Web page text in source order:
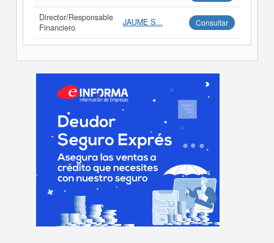
Director/Responsable
Financiero
JAUME S... Consultar